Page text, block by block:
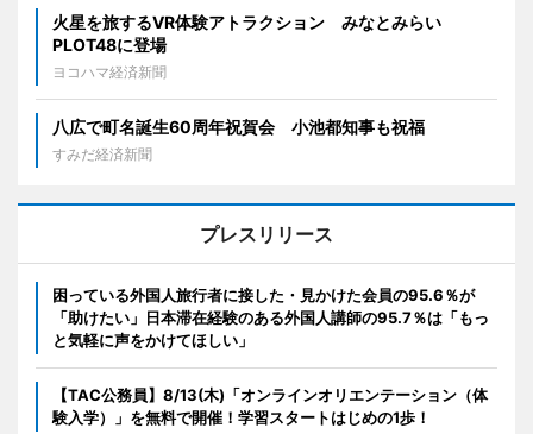
火星を旅するVR体験アトラクション みなとみらい
PLOT48に登場
ヨコハマ経済新聞
八広で町名誕生60周年祝賀会 小池都知事も祝福
すみだ経済新聞
プレスリリース
困っている外国人旅行者に接した・見かけた会員の95.6％が
「助けたい」日本滞在経験のある外国人講師の95.7％は「もっ
と気軽に声をかけてほしい」
【TAC公務員】8/13(木)「オンラインオリエンテーション（体
験入学）」を無料で開催！学習スタートはじめの1歩！